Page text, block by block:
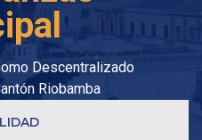
Descentralizado
Riobamba